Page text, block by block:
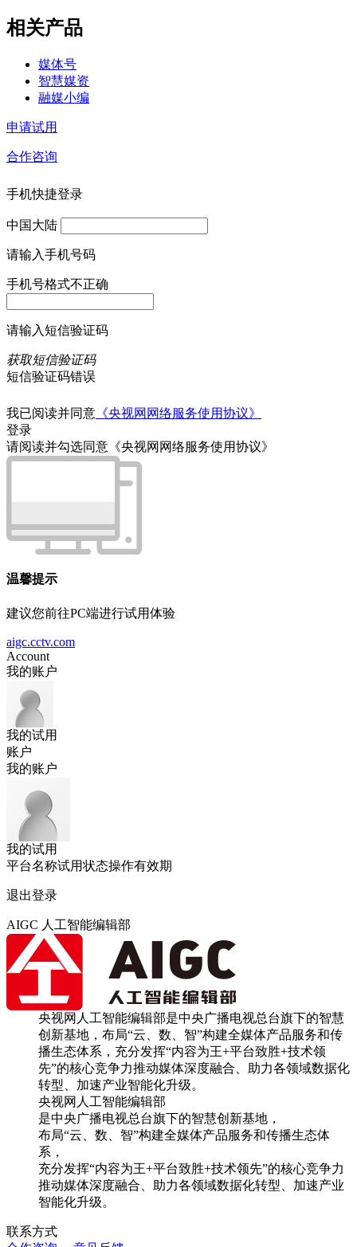
相关产品
媒体号
智慧媒资
融媒小编
申请试用
合作咨询
手机快捷登录
中国大陆
请输入手机号码
手机号格式不正确
请输入短信验证码
获取短信验证码
短信验证码错误
我已阅读并同意 《央视网网络服务使用协议》
登录
请阅读并勾选同意《央视网网络服务使用协议》
温馨提示
建议您前往PC端进行试用体验
aigc.cctv.com
Account
我的账户
我的试用
账户
我的账户
我的试用
平台名称试用状态操作有效期
退出登录
AIGC 人工智能编辑部
央视网人工智能编辑部是中央广播电视总台旗下的智慧
创新基地，布局“云、数、智”构建全媒体产品服务和传
播生态体系，充分发挥“内容为王+平台致胜+技术领
先”的核心竞争力推动媒体深度融合、助力各领域数据化
转型、加速产业智能化升级。
央视网人工智能编辑部
是中央广播电视总台旗下的智慧创新基地，
布局“云、数、智”构建全媒体产品服务和传播生态体
系，
充分发挥“内容为王+平台致胜+技术领先”的核心竞争力
推动媒体深度融合、助力各领域数据化转型、加速产业
智能化升级。
联系方式